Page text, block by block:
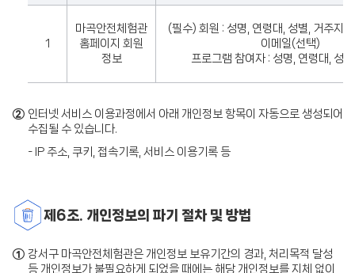
1
마곡안전체험관
홈페이지 회원
정보
(필수) 회원 : 성명, 연령대, 성별, 거주지,
이메일(선택)
프로그램 참여자 : 성명, 연령대, 성
② 인터넷 서비스 이용과정에서 아래 개인정보 항목이 자동으로 생성되어
수집될 수 있습니다.
- IP 주소, 쿠키, 접속기록, 서비스 이용기록 등
제6조. 개인정보의 파기 절차 및 방법
① 강서구 마곡안전체험관은 개인정보 보유기간의 경과, 처리목적 달성
등 개인정보가 불필요하게 되었을 때에는 해당 개인정보를 지체 없이